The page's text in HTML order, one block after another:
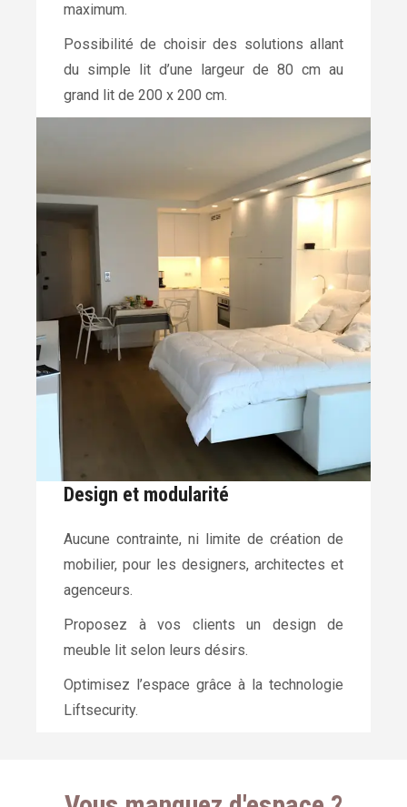
maximum.
Possibilité de choisir des solutions allant
du simple lit d’une largeur de 80 cm au
grand lit de 200 x 200 cm.
Design et modularité
Aucune contrainte, ni limite de création de
mobilier, pour les designers, architectes et
agenceurs.
Proposez à vos clients un design de
meuble lit selon leurs désirs.
Optimisez l’espace grâce à la technologie
Liftsecurity.